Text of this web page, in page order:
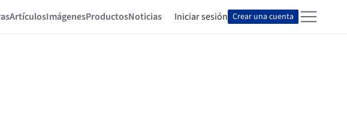
ArtículosImágenesProductosNoticias Iniciar sesión Crear una cuenta